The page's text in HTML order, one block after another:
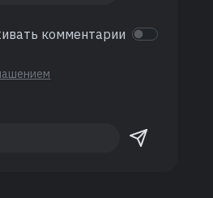
комментарии